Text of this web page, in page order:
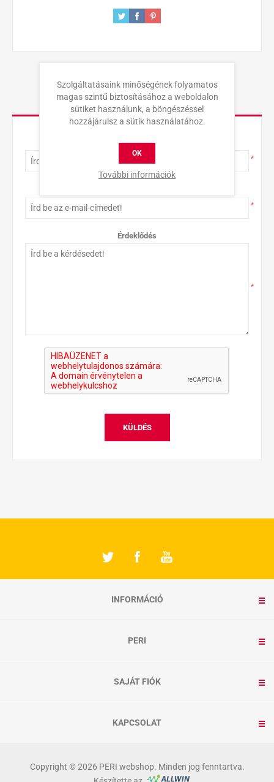
KAPCSOLAT
Teljes név
*
*
Érdeklődés
*
KÜLDÉS
INFORMÁCIÓ
PERI
SAJÁT FIÓK
KAPCSOLAT
Copyright © 2026 PERI webshop. Minden jog fenntartva.
Szolgáltatásaink minőségének folyamatos
magas szintű biztosításához a weboldalon
sütiket használunk, a böngészéssel
hozzájárulsz a sütik használatához.
OK
További információk